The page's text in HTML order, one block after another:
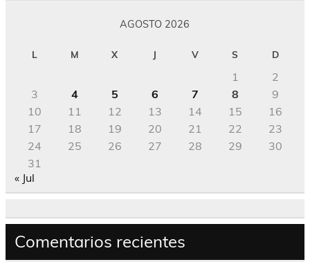
AGOSTO 2026
L M X J V S D
1
2
3
4 5 6 7 8
9
10
11 12 13 14 15
16
17
18 19 20 21 22
23
24
25 26 27 28 29
30
31
« Jul
Comentarios recientes